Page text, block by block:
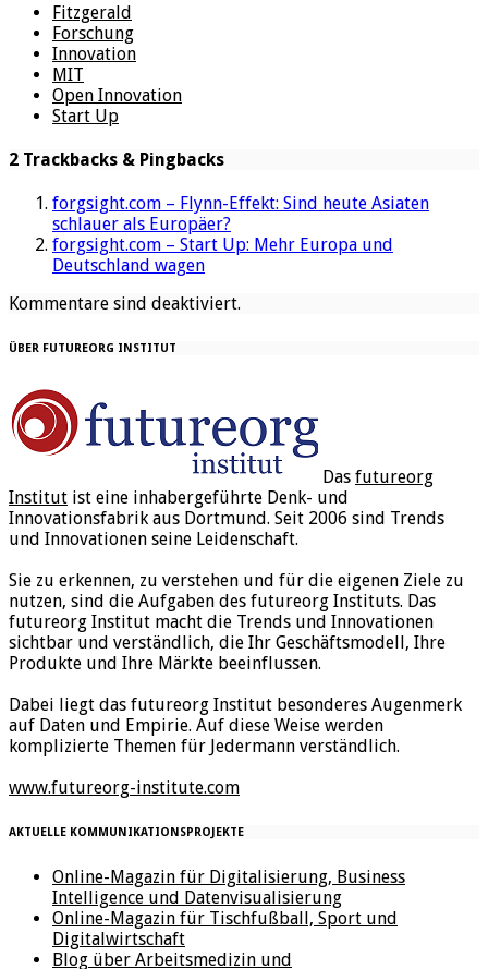
Fitzgerald
Forschung
Innovation
MIT
Open Innovation
Start Up
2 Trackbacks & Pingbacks
forgsight.com – Flynn-Effekt: Sind heute Asiaten
schlauer als Europäer?
forgsight.com – Start Up: Mehr Europa und
Deutschland wagen
Kommentare sind deaktiviert.
ÜBER FUTUREORG INSTITUT
Das futureorg
Institut ist eine inhabergeführte Denk- und
Innovationsfabrik aus Dortmund. Seit 2006 sind Trends
und Innovationen seine Leidenschaft.
Sie zu erkennen, zu verstehen und für die eigenen Ziele zu
nutzen, sind die Aufgaben des futureorg Instituts. Das
futureorg Institut macht die Trends und Innovationen
sichtbar und verständlich, die Ihr Geschäftsmodell, Ihre
Produkte und Ihre Märkte beeinflussen.
Dabei liegt das futureorg Institut besonderes Augenmerk
auf Daten und Empirie. Auf diese Weise werden
komplizierte Themen für Jedermann verständlich.
www.futureorg-institute.com
AKTUELLE KOMMUNIKATIONSPROJEKTE
Online-Magazin für Digitalisierung, Business
Intelligence und Datenvisualisierung
Online-Magazin für Tischfußball, Sport und
Digitalwirtschaft
Blog über Arbeitsmedizin und